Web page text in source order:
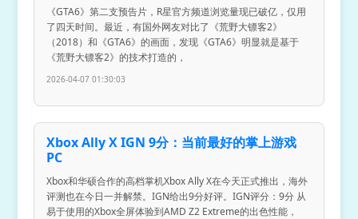
《GTA6》第二支预告片，R星官方频道浏览量现已破亿，仅用
了四天时间。最近，有国外网友对比了《荒野大镖客2》
（2018）和《GTA6》的画面，发现《GTA6》明显就是基于
《荒野大镖客2》的技术打造的，
2026-04-07 01:30:03
Xbox Ally X IGN 9分：当前最好的掌上游戏
PC
Xbox和华硕合作的高档掌机Xbox Ally X在今天正式推出，海外
评测也在今日一并解禁。IGN给出9分好评。IGN评分：9分 从
易于使用的Xbox全屏体验到AMD Z2 Extreme的出色性能，